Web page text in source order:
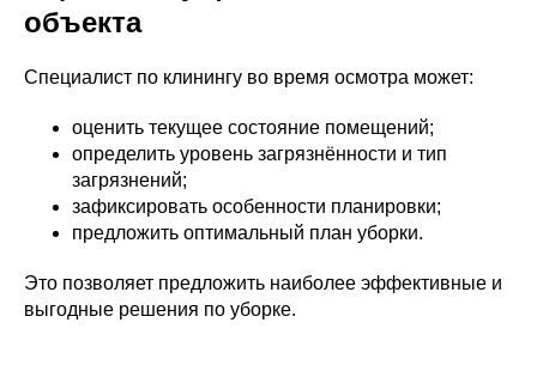
объекта
Специалист по клинингу во время осмотра может:
оценить текущее состояние помещений;
определить уровень загрязнённости и тип
загрязнений;
зафиксировать особенности планировки;
предложить оптимальный план уборки.
Это позволяет предложить наиболее эффективные и
выгодные решения по уборке.